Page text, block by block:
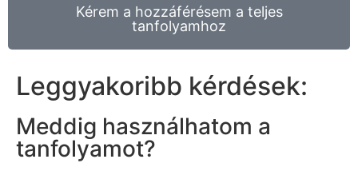
Kérem a hozzáférésem a teljes
tanfolyamhoz
Leggyakoribb kérdések:
Meddig használhatom a
tanfolyamot?